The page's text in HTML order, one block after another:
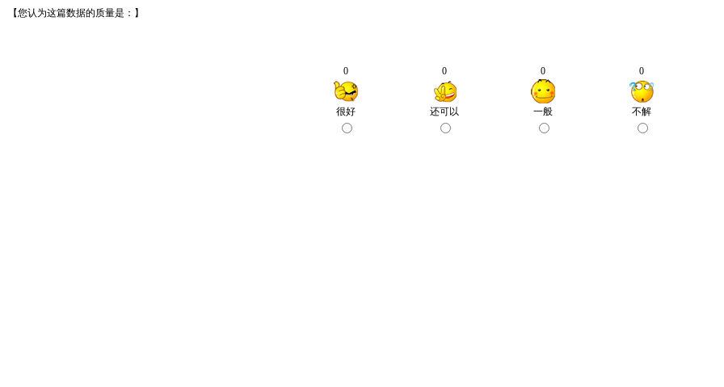
【您认为这篇数据的质量是：】
0 0 0 0
很好 还可以 一般 不解